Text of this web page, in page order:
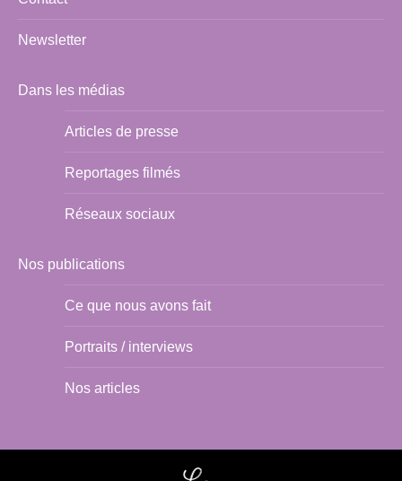
Newsletter
Dans les médias
Articles de presse
Reportages filmés
Réseaux sociaux
Nos publications
Ce que nous avons fait
Portraits / interviews
Nos articles